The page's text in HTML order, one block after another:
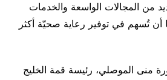
من المجالات الواسعة والخدمات
أن تُسهم في توفير رعاية صحيّة أكثر
منى الموصلي، رئيسة قمة الخليج